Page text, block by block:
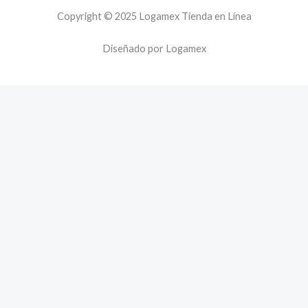
Copyright © 2025 Logamex Tienda en Línea
Diseñado por Logamex